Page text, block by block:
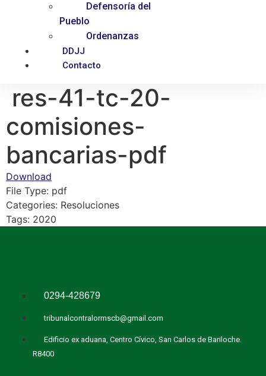
Defensoría del
Pueblo
Ordenanzas
DDJJ
Contacto
res-41-tc-20-
comisiones-
bancarias-pdf
Download
File Type: pdf
Categories: Resoluciones
Tags: 2020
0294-428679
tribunalcontralormscb@gmail.com
Edificio ex aduana, Centro Cívico, San Carlos de Bariloche.
R8400